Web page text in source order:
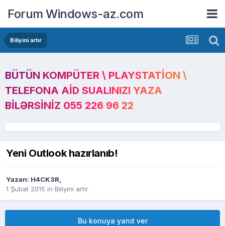
Forum Windows-az.com
Biliyini artır
BÜTÜN KOMPÜTER \ PLAYSTATION \
TELEFONA AID SUALINIZI YAZA
BILƏRSINIZ 055 226 96 22
Yeni Outlook hazırlanıb!
Yazan: H4CK3R,
1 Şubat 2015 in Biliyini artır
Bu konuya yanıt ver